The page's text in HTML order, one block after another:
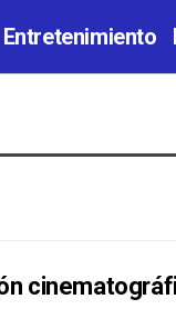
Entretenimiento